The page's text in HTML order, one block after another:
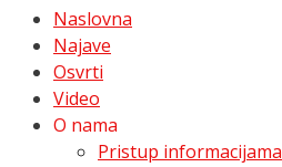
Naslovna
Najave
Osvrti
Video
O nama
Pristup informacijama